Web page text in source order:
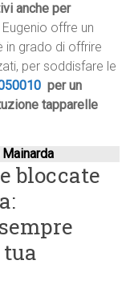
anche per
Eugenio offre un
in grado di offrire
per soddisfare le
per un
tapparelle
bloccate